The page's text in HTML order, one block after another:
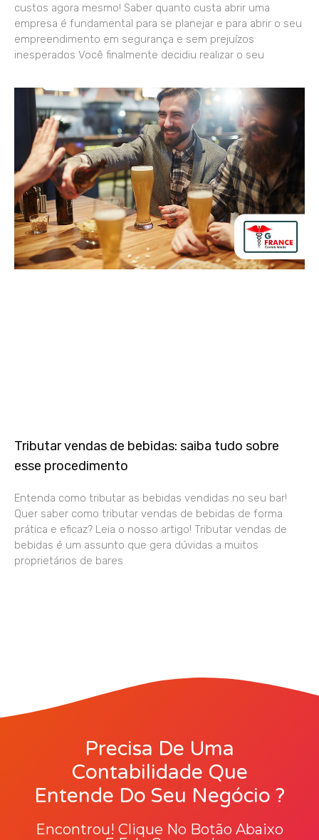
custos agora mesmo! Saber quanto custa abrir uma
empresa é fundamental para se planejar e para abrir o seu
empreendimento em segurança e sem prejuízos
inesperados Você finalmente decidiu realizar o seu
Tributar vendas de bebidas: saiba tudo sobre
esse procedimento
Entenda como tributar as bebidas vendidas no seu bar!
Quer saber como tributar vendas de bebidas de forma
prática e eficaz? Leia o nosso artigo! Tributar vendas de
bebidas é um assunto que gera dúvidas a muitos
proprietários de bares
Precisa De Uma
Contabilidade Que
Entende Do Seu Negócio ?
Encontrou! Clique No Botão Abaixo